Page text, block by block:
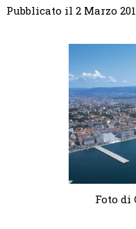
Pubblicato il 2 Marzo
Foto di